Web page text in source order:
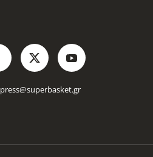
press@superbasket.gr